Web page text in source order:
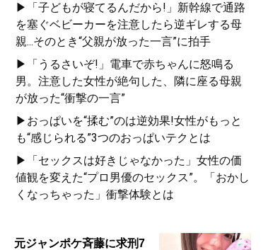
▶「子どもが寝てるんだから!」新幹線で通路
を塞ぐベビーカーを注意したら逆ギレする母
親...そのとき“父親が放った一言”に拍手
▶「うるさいぞ!」電車で赤ちゃんに怒鳴る
男。注意した女性が絶句した、隣に座る母親
が放った“衝撃の一言”
▶おっぱいを“揉む”のは逆効果!女性がもっと
も“感じられる”3つのおっぱいテクとは
▶「セックスは好きじゃなかった」女性の価
値観を変えた“プロ男優のセックス”。「おかし
くなっちゃった」衝撃体験とは
元ジャンポケ斉藤に求刑7